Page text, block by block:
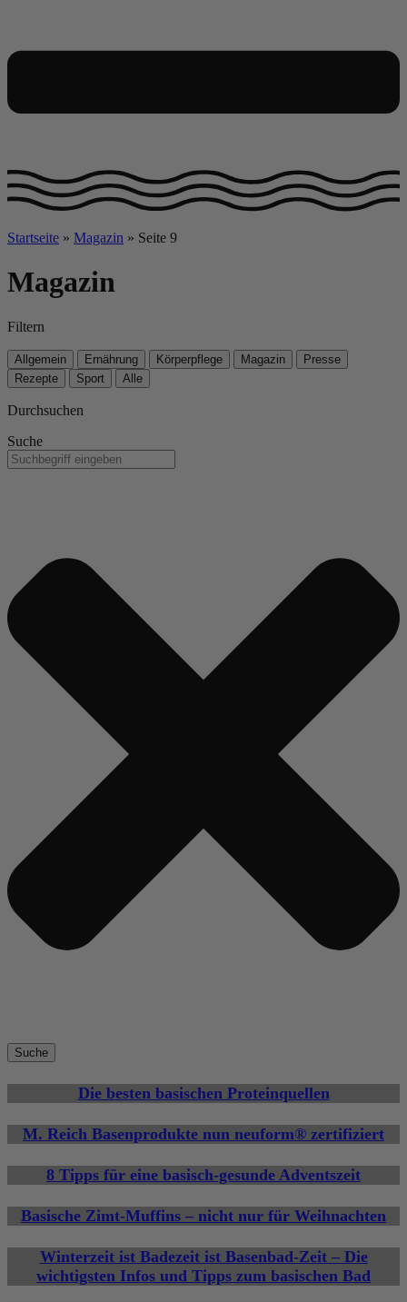
Startseite » Magazin » Seite 9
Magazin
Filtern
Allgemein Ernährung Körperpflege Magazin
Presse
Rezepte
Sport Alle
Durchsuchen
Suche
Suche
Die besten basischen Proteinquellen
M. Reich Basenprodukte nun neuform® zertifiziert
8 Tipps für eine basisch-gesunde Adventszeit
Basische Zimt-Muffins – nicht nur für Weihnachten
Winterzeit ist Badezeit ist Basenbad-Zeit – Die
wichtigsten Infos und Tipps zum basischen Bad